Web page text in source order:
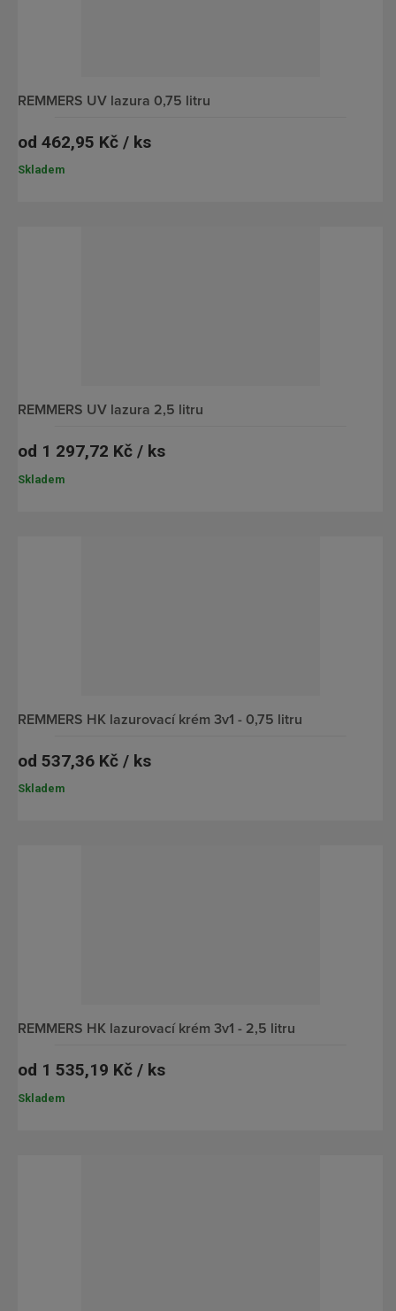
REMMERS UV lazura 0,75 litru
od 462,95 Kč / ks
Skladem
REMMERS UV lazura 2,5 litru
od 1 297,72 Kč / ks
Skladem
REMMERS HK lazurovací krém 3v1 - 0,75 litru
od 537,36 Kč / ks
Skladem
REMMERS HK lazurovací krém 3v1 - 2,5 litru
od 1 535,19 Kč / ks
Skladem